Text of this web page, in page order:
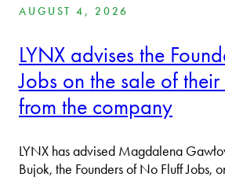
AUGUST 4, 2026
LYNX advises the
Jobs on the sale of
from the company
LYNX has advised Magdalena
Bujok, the Founders of No Fluff Jobs,